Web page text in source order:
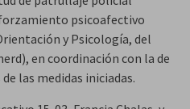
psicoafectivo
y Psicología, del
en coordinación con la de
las medidas iniciadas.